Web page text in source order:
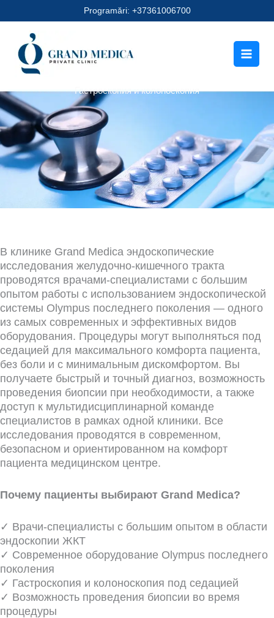
к
содержимому
Programări: +37361006700
Гастроскопия и колоноскопия
В клинике Grand Medica эндоскопические
исследования желудочно-кишечного тракта
проводятся врачами-специалистами с большим
опытом работы с использованием эндоскопической
системы Olympus последнего поколения — одного
из самых современных и эффективных видов
оборудования. Процедуры могут выполняться под
седацией для максимального комфорта пациента,
без боли и с минимальным дискомфортом. Вы
получаете быстрый и точный диагноз, возможность
проведения биопсии при необходимости, а также
доступ к мультидисциплинарной команде
специалистов в рамках одной клиники. Все
исследования проводятся в современном,
безопасном и ориентированном на комфорт
пациента медицинском центре.
Почему пациенты выбирают Grand Medica?
✓ Врачи-специалисты с большим опытом в области
эндоскопии ЖКТ
✓ Современное оборудование Olympus последнего
поколения
✓ Гастроскопия и колоноскопия под седацией
✓ Возможность проведения биопсии во время
процедуры